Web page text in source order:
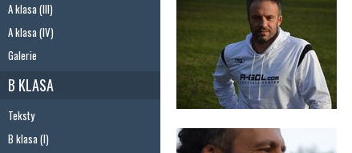
A klasa (III)
A klasa (IV)
Galerie
B KLASA
Teksty
B klasa (I)